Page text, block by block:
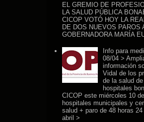
EL GREMIO DE
LA SALUD PÚBLICA
CICOP VOTÓ HOY LA
DE DOS NUEVOS PAROS
GOBERNADORA MARÍA
Info para
08/04 >
información
Vidal de los
de la salud
hospitales
CICOP este miércoles 10
hospitales municipales y
salud + paro de 48 horas
abril >